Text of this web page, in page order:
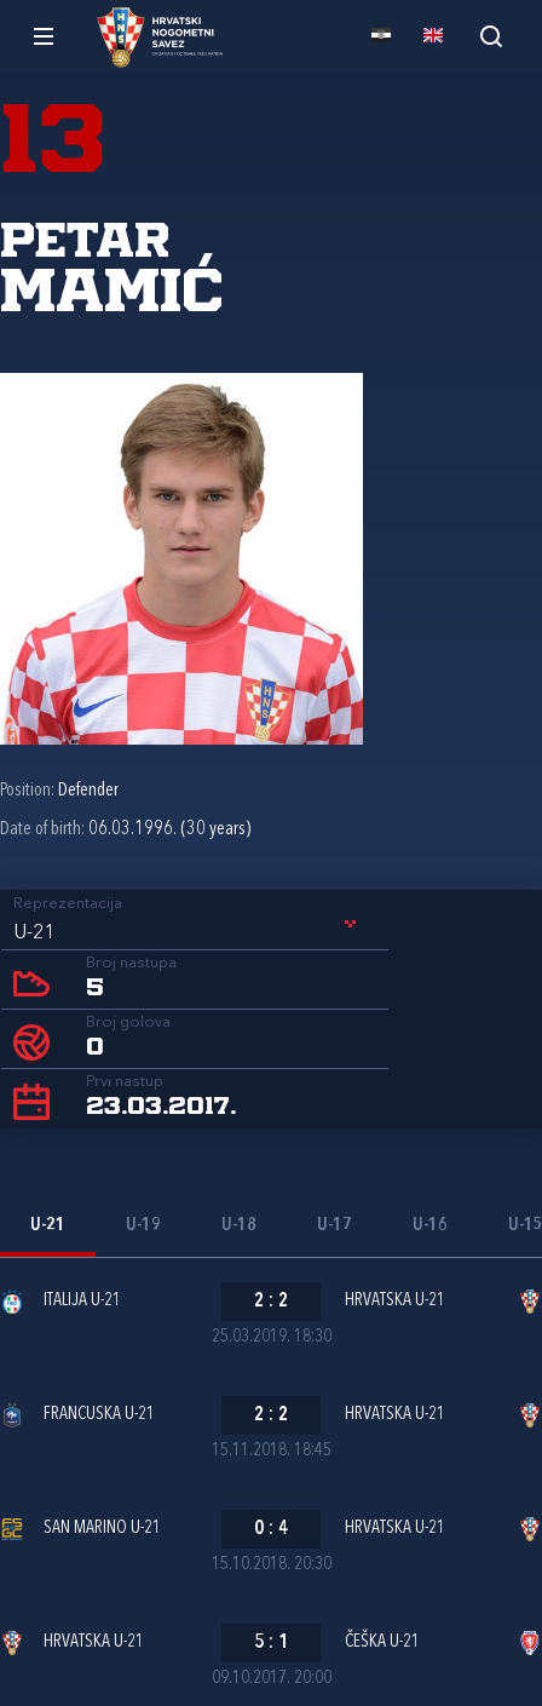
13
Petar
Mamić
Position: Defender
Date of birth: 06.03.1996. (30 years)
Reprezentacija
U-21
Broj nastupa
5
Broj golova
0
Prvi nastup
23.03.2017.
U-21 U-19 U-18 U-17 U-16 U-15
25.03.2019. 18:30
ITALIJA U-21 2 : 2 HRVATSKA U-21
15.11.2018. 18:45
FRANCUSKA U-21 2 : 2 HRVATSKA U-21
15.10.2018. 20:30
SAN MARINO U-21 0 : 4 HRVATSKA U-21
09.10.2017. 20:00
HRVATSKA U-21 5 : 1 ČEŠKA U-21